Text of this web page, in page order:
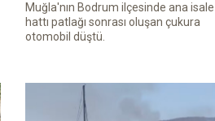
Muğla'nın Bodrum ilçesinde ana isale
hattı patlağı sonrası oluşan çukura
otomobil düştü.